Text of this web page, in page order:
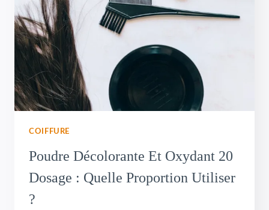
COIFFURE
Poudre Décolorante Et Oxydant 20
Dosage : Quelle Proportion Utiliser
?